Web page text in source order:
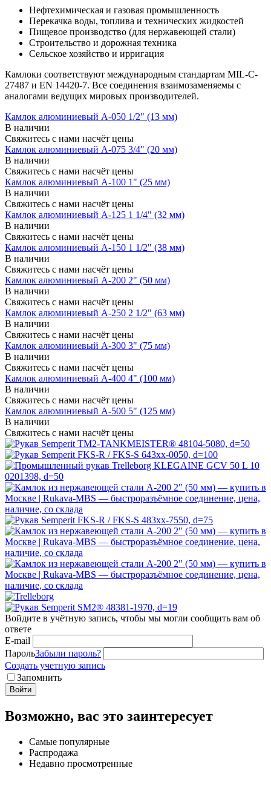
Нефтехимическая и газовая промышленность
Перекачка воды, топлива и технических жидкостей
Пищевое производство (для нержавеющей стали)
Строительство и дорожная техника
Сельское хозяйство и ирригация
Камлоки соответствуют международным стандартам MIL-C-
27487 и EN 14420-7. Все соединения взаимозаменяемы с
аналогами ведущих мировых производителей.
Камлок алюминиевый A-050 1/2" (13 мм)
В наличии
Свяжитесь с нами насчёт цены
Камлок алюминиевый A-075 3/4" (20 мм)
В наличии
Свяжитесь с нами насчёт цены
Камлок алюминиевый A-100 1" (25 мм)
В наличии
Свяжитесь с нами насчёт цены
Камлок алюминиевый A-125 1 1/4" (32 мм)
В наличии
Свяжитесь с нами насчёт цены
Камлок алюминиевый A-150 1 1/2" (38 мм)
В наличии
Свяжитесь с нами насчёт цены
Камлок алюминиевый A-200 2" (50 мм)
В наличии
Свяжитесь с нами насчёт цены
Камлок алюминиевый A-250 2 1/2" (63 мм)
В наличии
Свяжитесь с нами насчёт цены
Камлок алюминиевый A-300 3" (75 мм)
В наличии
Свяжитесь с нами насчёт цены
Камлок алюминиевый A-400 4" (100 мм)
В наличии
Свяжитесь с нами насчёт цены
Камлок алюминиевый A-500 5" (125 мм)
В наличии
Свяжитесь с нами насчёт цены
Войдите в учётную запись, чтобы мы могли сообщить вам об
ответе
E-mail
ПарольЗабыли пароль?
Создать учетную запись
Запомнить
Войти
Возможно, вас это заинтересует
Самые популярные
Распродажа
Недавно просмотренные